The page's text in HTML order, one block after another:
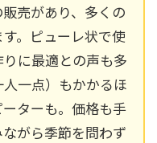
売があり、多くの
。ピューレ状で使
に最適との声も多
一点）もかかるほ
ターも。価格も手
がら季節を問わず